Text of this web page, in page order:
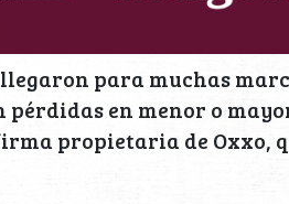
para muchas
pérdidas en menor o
propietaria de Oxxo,